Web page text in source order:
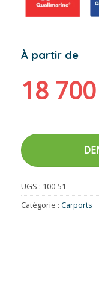
À partir de
18 700
UGS : 100-51
Catégorie : Carports